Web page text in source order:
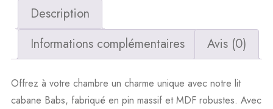
Blanc/Naturel
168,7x106x210cm
Description
Informations complémentaires
Avis (0)
Offrez à votre chambre un charme unique avec notre lit
cabane Babs, fabriqué en pin massif et MDF robustes. Avec